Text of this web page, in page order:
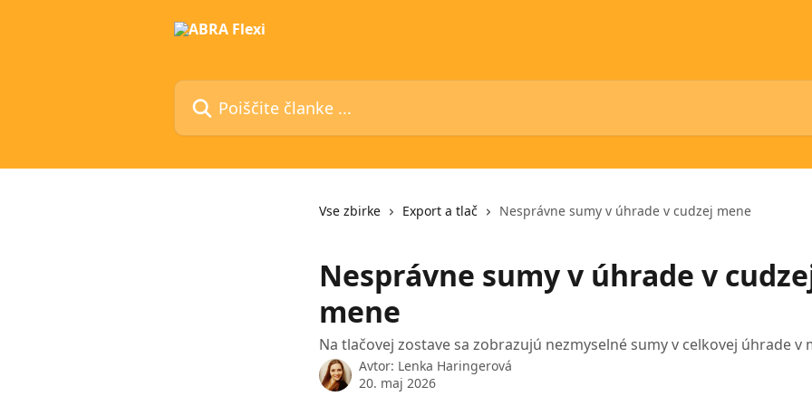
Poiščite članke ...
Vse zbirke Export a tlač Nesprávne sumy v úhrade v cudzej mene
Nesprávne sumy v úhrade v
mene
Na tlačovej zostave sa zobrazujú nezmyselné sumy v celkovej úhrade v
Avtor: Lenka Haringerová
20. maj 2026